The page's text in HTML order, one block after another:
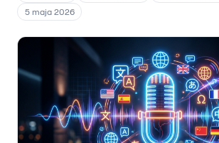
5 maja 2026